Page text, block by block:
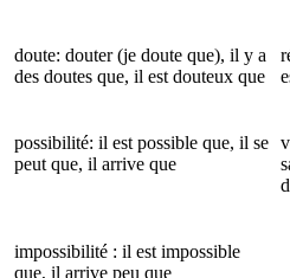
doute: douter (je doute que), il y a
des doutes que, il est douteux que
possibilité: il est possible que, il se
peut que, il arrive que
impossibilité : il est impossible
que, il arrive peu que